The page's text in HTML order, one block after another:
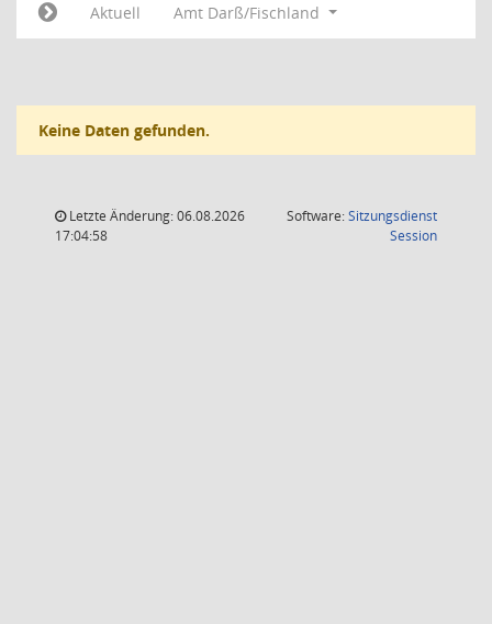
Aktuell
Amt Darß/Fischland
Keine Daten gefunden.
Letzte Änderung: 06.08.2026
17:04:58
Software:Sitzungsdienst
Session(Wird in